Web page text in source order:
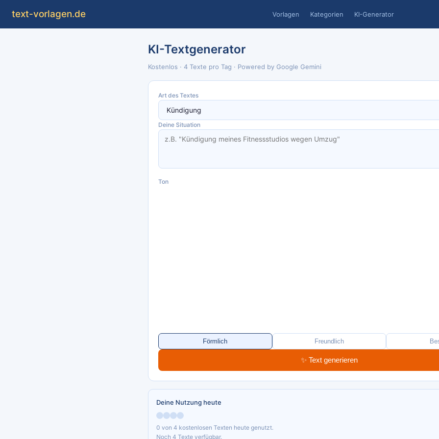
text-vorlagen.de Vorlagen Kategorien KI-Generator
KI-Textgenerator
Kostenlos · 4 Texte pro Tag · Powered by Google Gemini
Art des Textes
Deine Situation
Ton
Förmlich Freundlich
✨ Text generieren
Deine Nutzung heute
0 von 4 kostenlosen Texten heute genutzt.
Noch 4 Texte verfügbar.